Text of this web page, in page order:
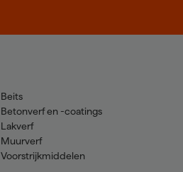
Beits
Betonverf en -coatings
Lakverf
Muurverf
Voorstrijkmiddelen